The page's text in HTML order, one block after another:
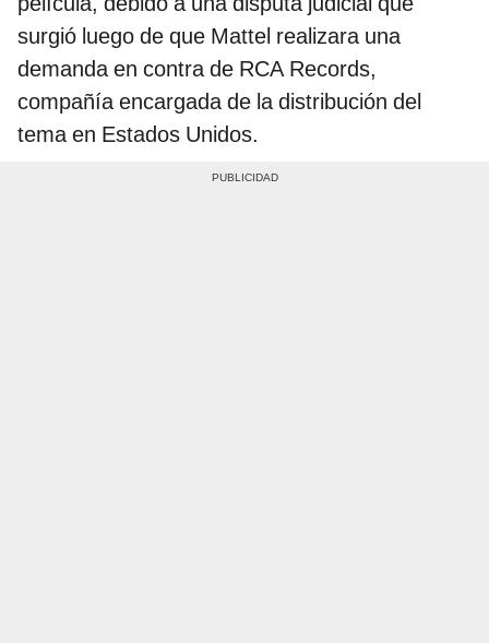
surgió luego de que Mattel realizara una
demanda en contra de RCA Records,
compañía encargada de la distribución del
tema en Estados Unidos.